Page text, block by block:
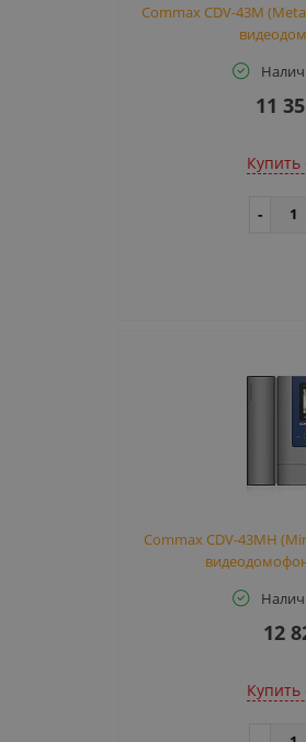
Commax CDV-43M
11
Купить
Commax CDV-43MH
12
Купить